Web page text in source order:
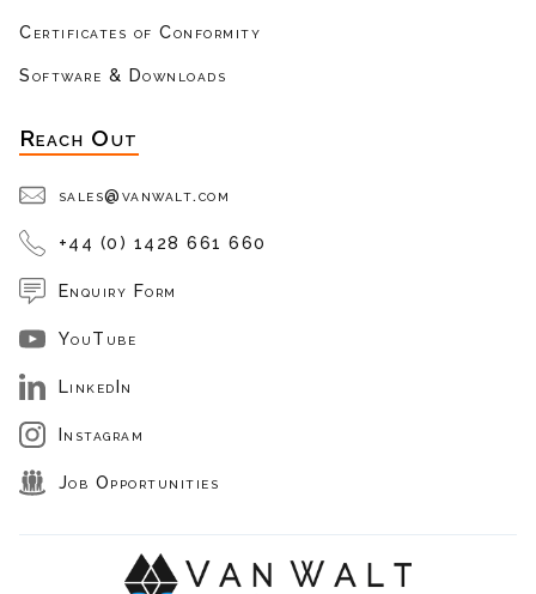
Certificates of Conformity
Software & Downloads
Reach Out
sales@vanwalt.com
+44 (0) 1428 661 660
Enquiry Form
YouTube
LinkedIn
Instagram
Job Opportunities